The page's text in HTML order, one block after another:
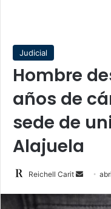
Judicial
Hombre
años de
sede de
Alajuela
Reichell Carit
Send
email